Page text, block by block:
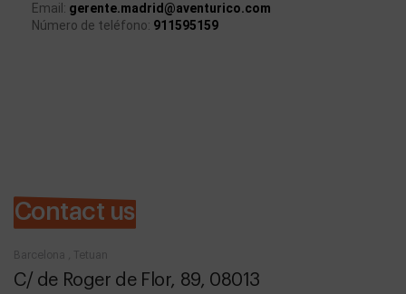
Email: gerente.madrid@aventurico.com
Número de teléfono: 911595159
Contact us
Barcelona , Tetuan
C/ de Roger de Flor, 89, 08013